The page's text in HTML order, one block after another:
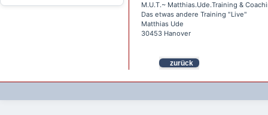
M.U.T.~ Matthias.Ude.Training &
Das etwas andere Training "Live"
Matthias Ude
30453 Hanover
zurück